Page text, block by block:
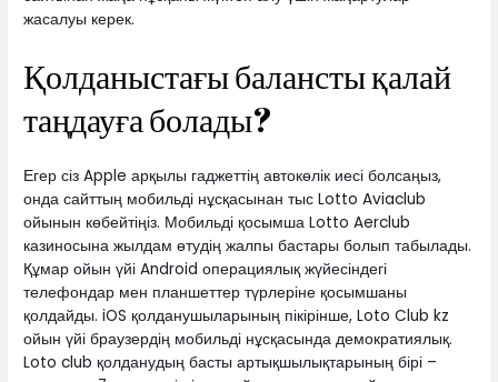
жасалуы керек.
Қолданыстағы балансты қалай
таңдауға болады?
Егер сіз Apple арқылы гаджеттің автокөлік иесі болсаңыз,
онда сайттың мобильді нұсқасынан тыс Lotto Aviaclub
ойынын көбейтіңіз. Мобильді қосымша Lotto Aerclub
казиносына жылдам өтудің жалпы бастары болып табылады.
Құмар ойын үйі Android операциялық жүйесіндегі
телефондар мен планшеттер түрлеріне қосымшаны
қолдайды. iOS қолданушыларының пікірінше, Loto Club kz
ойын үйі браузердің мобильді нұсқасында демократиялық.
Loto club қолданудың басты артықшылықтарының бірі –